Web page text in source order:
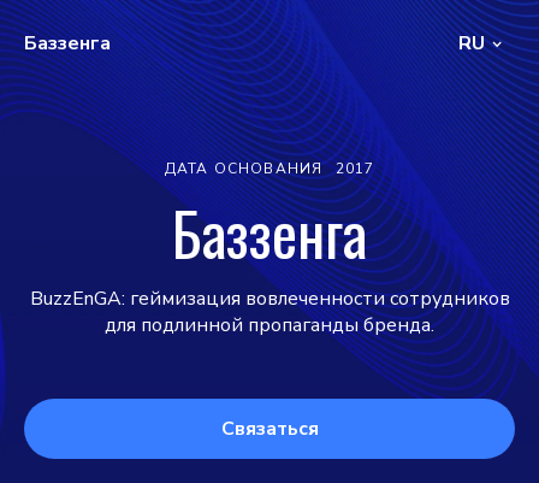
Баззенга RU
ДАТА ОСНОВАНИЯ 2017
Баззенга
BuzzEnGA: геймизация вовлеченности сотрудников
для подлинной пропаганды бренда.
Связаться